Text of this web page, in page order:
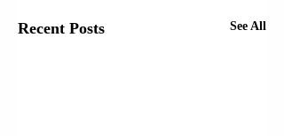
Recent Posts See All